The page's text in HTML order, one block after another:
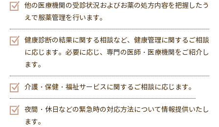
他の医療機関の受診状況およびお薬の処方内容を把握したう
えで服薬管理を行います。
健康診断の結果に関する相談など、健康管理に関するご相談
に応じます。必要に応じ、専門の医師・医療機関をご紹介し
ます。
介護・保健・福祉サービスに関するご相談に応じます。
夜間・休日などの緊急時の対応方法について情報提供いたし
ます。